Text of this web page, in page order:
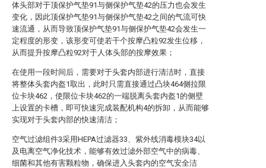
体头部对于顶保护气垫91与侧保护气垫42的压力也会发生
变化，因此顶保护气垫91与侧保护气垫42之间的气流可快
速流通，从而导致顶保护气垫91与侧保护气垫42会发生一
定程度的形变，该形变可使若干个按摩凸粒92发生位移，
从而提升按摩凸粒92对于人体头部的按摩效果；
在使用一段时间后，需要对于头套内部进行清洁时，直接
将整体头套内盔1取出，此时只需直接通过凸块464侧拉限
位卡块462，使限位卡块462的一端脱离头套内盔1的侧壁
上设置的卡槽，即可快速完成装配机构4的拆卸，从而能够
实现对于头套内部的快速清洁；
空气过滤组件3采用HEPA过滤器33、紫外线消毒模块34以
及电离空气净化技术，能够有效过滤外部空气中的病毒、
细菌和其他有害颗粒物，确保进入头套内的空气安全洁